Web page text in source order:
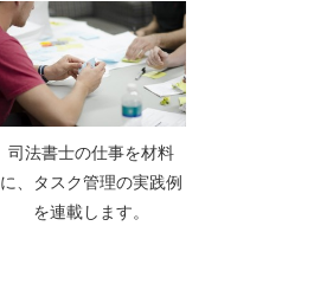
司法書士の仕事を材料
に、タスク管理の実践例
を連載します。